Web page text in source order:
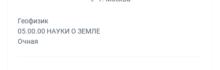
Геофизик
05.00.00 НАУКИ О ЗЕМЛЕ
Очная